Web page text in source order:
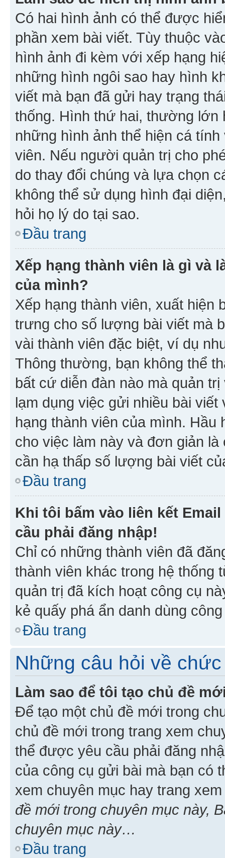
Có hai hình ảnh có thể được
phần xem bài viết. Tùy thuộc
hình ảnh đi kèm với xếp hạng
những hình ngôi sao hay hình
viết mà bạn đã gửi hay trạng
thống. Hình thứ hai, thường
những hình ảnh thể hiện cá
viên. Nếu người quản trị cho
do thay đổi chúng và lựa chọn
không thể sử dụng hình đại
hỏi họ lý do tại sao.
Đầu trang
Xếp hạng thành viên là gì và
của mình?
Xếp hạng thành viên, xuất
trưng cho số lượng bài viết mà
vài thành viên đặc biệt, ví dụ
Thông thường, bạn không thể
bất cứ diễn đàn nào mà quản
lạm dụng việc gửi nhiều bài
hạng thành viên của mình. Hầu
cho việc làm này và đơn giản
cần hạ thấp số lượng bài viết
Đầu trang
Khi tôi bấm vào liên kết
cầu phải đăng nhập!
Chỉ có những thành viên đã
thành viên khác trong hệ thống
quản trị đã kích hoạt công cụ
kẻ quấy phá ẩn danh dùng
Đầu trang
Những câu hỏi về
Làm sao để tôi tạo chủ đề
Để tạo một chủ đề mới trong
chủ đề mới trong trang xem
thể được yêu cầu phải đăng
của công cụ gửi bài mà bạn có
xem chuyên mục hay trang
đề mới trong chuyên mục này,
chuyên mục này…
Đầu trang